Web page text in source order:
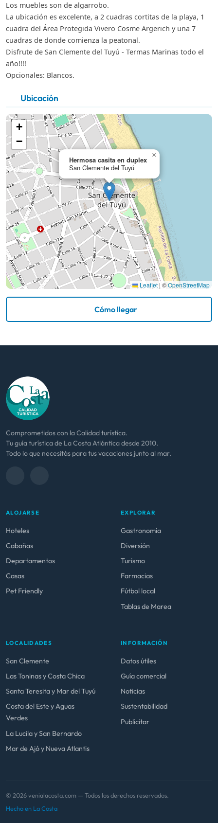
Los muebles son de algarrobo.
La ubicación es excelente, a 2 cuadras cortitas de la playa, 1
cuadra del Área Protegida Vivero Cosme Argerich y una 7
cuadras de donde comienza la peatonal.
Disfrute de San Clemente del Tuyú - Termas Marinas todo el
año!!!!
Opcionales: Blancos.
Ubicación
Hermosa casita en duplex
San Clemente del Tuyú
×
+
−
Leaflet | ©OpenStreetMap
Cómo llegar
Comprometidos con la Calidad turística.
Tu guía turística de La Costa Atlántica desde 2010.
Todo lo que necesitás para tus vacaciones junto al mar.
ALOJARSE
Hoteles
Cabañas
Departamentos
Casas
Pet Friendly
EXPLORAR
Gastronomía
Diversión
Turismo
Farmacias
Fútbol local
Tablas de Marea
LOCALIDADES
San Clemente
Las Toninas y Costa Chica
Santa Teresita y Mar del Tuyú
Costa del Este y Aguas
Verdes
La Lucila y San Bernardo
Mar de Ajó y Nueva Atlantis
INFORMACIÓN
Datos útiles
Guía comercial
Noticias
Sustentabilidad
Publicitar
© 2026 venialacosta.com — Todos los derechos reservados.
Hecho en La Costa